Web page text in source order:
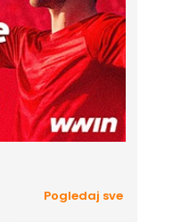
Pogledaj sve